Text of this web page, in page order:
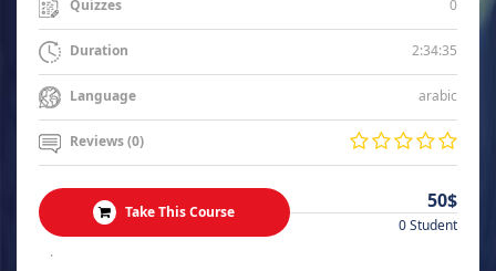
Quizzes 0
Duration 2:34:35
Language arabic
Reviews (0)
Take This Course 50$
0 Student
.